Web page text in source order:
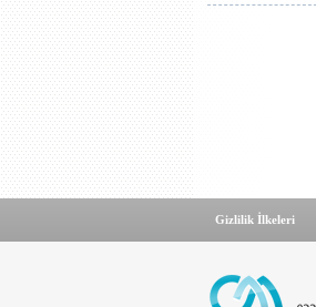
Gizlilik İlkeleri